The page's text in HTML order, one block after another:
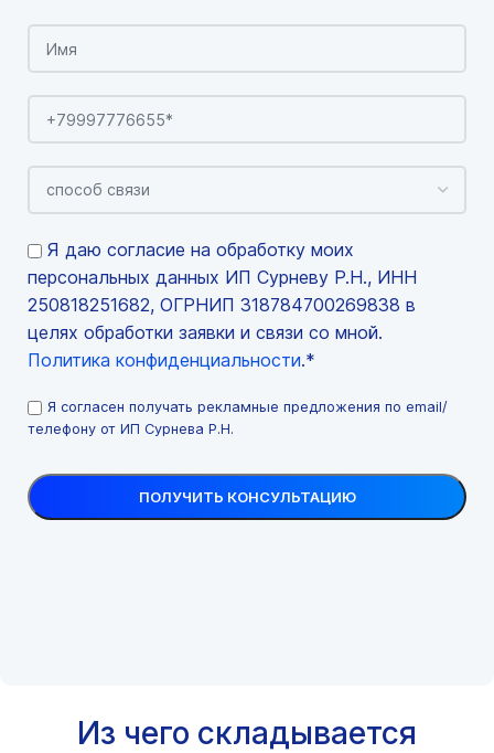
Я даю согласие на обработку моих
персональных данных ИП Сурневу Р.Н., ИНН
250818251682, ОГРНИП 318784700269838 в
целях обработки заявки и связи со мной.
Политика конфиденциальности.*
Я согласен получать рекламные предложения по email/
телефону от ИП Сурнева Р.Н.
Из чего складывается